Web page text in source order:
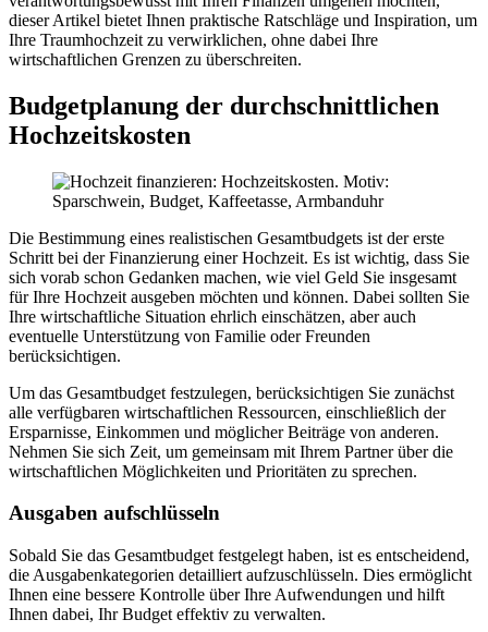
dieser Artikel bietet Ihnen praktische Ratschläge und Inspiration, um
Ihre Traumhochzeit zu verwirklichen, ohne dabei Ihre
wirtschaftlichen Grenzen zu überschreiten.
Budgetplanung der durchschnittlichen
Hochzeitskosten
Die Bestimmung eines realistischen Gesamtbudgets ist der erste
Schritt bei der Finanzierung einer Hochzeit. Es ist wichtig, dass Sie
sich vorab schon Gedanken machen, wie viel Geld Sie insgesamt
für Ihre Hochzeit ausgeben möchten und können. Dabei sollten Sie
Ihre wirtschaftliche Situation ehrlich einschätzen, aber auch
eventuelle Unterstützung von Familie oder Freunden
berücksichtigen.
Um das Gesamtbudget festzulegen, berücksichtigen Sie zunächst
alle verfügbaren wirtschaftlichen Ressourcen, einschließlich der
Ersparnisse, Einkommen und möglicher Beiträge von anderen.
Nehmen Sie sich Zeit, um gemeinsam mit Ihrem Partner über die
wirtschaftlichen Möglichkeiten und Prioritäten zu sprechen.
Ausgaben aufschlüsseln
Sobald Sie das Gesamtbudget festgelegt haben, ist es entscheidend,
die Ausgabenkategorien detailliert aufzuschlüsseln. Dies ermöglicht
Ihnen eine bessere Kontrolle über Ihre Aufwendungen und hilft
Ihnen dabei, Ihr Budget effektiv zu verwalten.